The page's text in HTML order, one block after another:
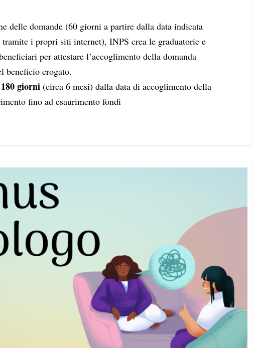
delle domande (60 giorni a partire dalla data indicata
i propri siti internet), INPS crea le graduatorie e
per attestare l’accoglimento della domanda
beneficio erogato.
giorni (circa 6 mesi) dalla data di accoglimento della
fino ad esaurimento fondi